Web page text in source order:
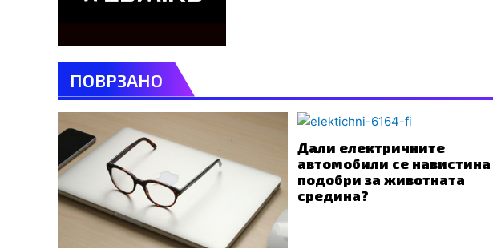
ПОВРЗАНО
Дали електричните
автомобили се навистина
подобри за животната
средина?